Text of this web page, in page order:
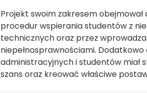
Projekt swoim zakresem
procedur wspierania studentów z
technicznych oraz przez
niepełnosprawnościami.
administracyjnych i studentów miał
szans oraz kreować właściwe